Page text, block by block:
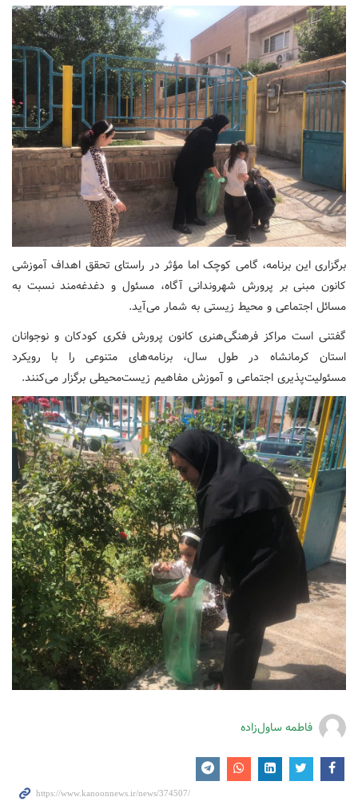
برگزاری این برنامه، گامی کوچک اما مؤثر در راستای تحقق اهداف آموزشی
کانون مبنی بر پرورش شهروندانی آگاه، مسئول و دغدغه‌مند نسبت به
مسائل اجتماعی و محیط زیستی به شمار می‌آید.
گفتنی است مراکز فرهنگی‌هنری کانون پرورش فکری کودکان و نوجوانان
استان کرمانشاه در طول سال، برنامه‌های متنوعی را با رویکرد
مسئولیت‌پذیری اجتماعی و آموزش مفاهیم زیست‌محیطی برگزار می‌کنند.
فاطمه ساول‌زاده